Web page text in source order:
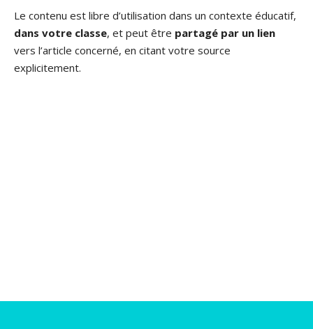
Le contenu est libre d’utilisation dans un contexte éducatif,
dans votre classe, et peut être partagé par un lien
vers l’article concerné, en citant votre source
explicitement.